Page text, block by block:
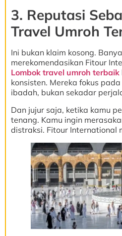
3. Reputasi
Travel Umroh
Ini bukan klaim kosong.
merekomendasikan Fitour
Lombok travel umroh terbaik
konsisten. Mereka fokus
ibadah, bukan sekadar
Dan jujur saja, ketika kamu
tenang. Kamu ingin
distraksi. Fitour International